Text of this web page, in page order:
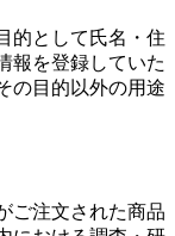
的として氏名・住
報を登録していた
の目的以外の用途
ご注文された商品